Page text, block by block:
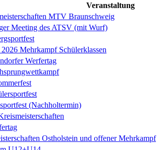
Veranstaltung
MTV Braunschweig
Meeting des ATSV (mit Wurf)
Mehrkampf Schülerklassen
Werfertag
(Nachholtermin)
Ostholstein und offener Mehrkampf